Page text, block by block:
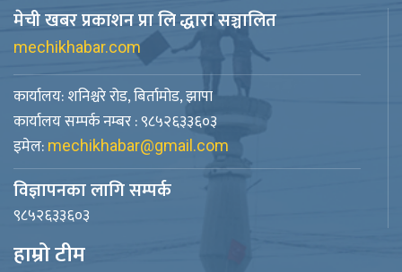
मेची खबर प्रकाशन प्रा लि द्धारा सञ्चालित
mechikhabar.com
कार्यालय: शनिश्चरे रोड, बिर्तामोड, झापा
कार्यालय सम्पर्क नम्बर : ९८५२६३३६०३
इमेल: mechikhabar@gmail.com
विज्ञापनका लागि सम्पर्क
९८५२६३३६०३
हाम्रो टीम